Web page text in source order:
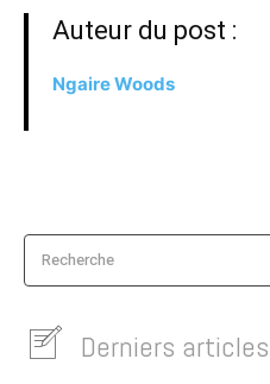
Auteur du post :
Ngaire Woods
Recherche
Derniers articles